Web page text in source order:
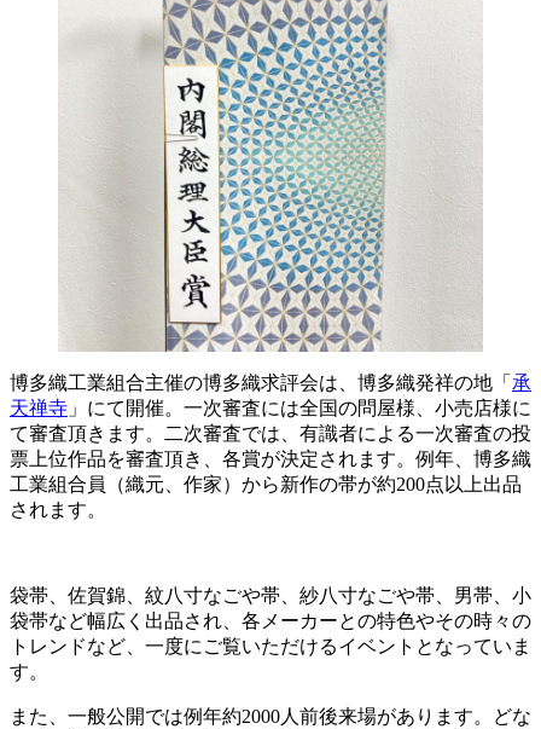
博多織工業組合主催の博多織求評会は、博多織発祥の地「 承
天禅寺 」にて開催。一次審査には全国の問屋様、小売店様に
て審査頂きます。二次審査では、有識者による一次審査の投
票上位作品を審査頂き、各賞が決定されます。例年、博多織
工業組合員（織元、作家）から新作の帯が約200点以上出品
されます。
袋帯、佐賀錦、紋八寸なごや帯、紗八寸なごや帯、男帯、小
袋帯など幅広く出品され、各メーカーとの特色やその時々の
トレンドなど、一度にご覧いただけるイベントとなっていま
す。
また、一般公開では例年約2000人前後来場があります。どな